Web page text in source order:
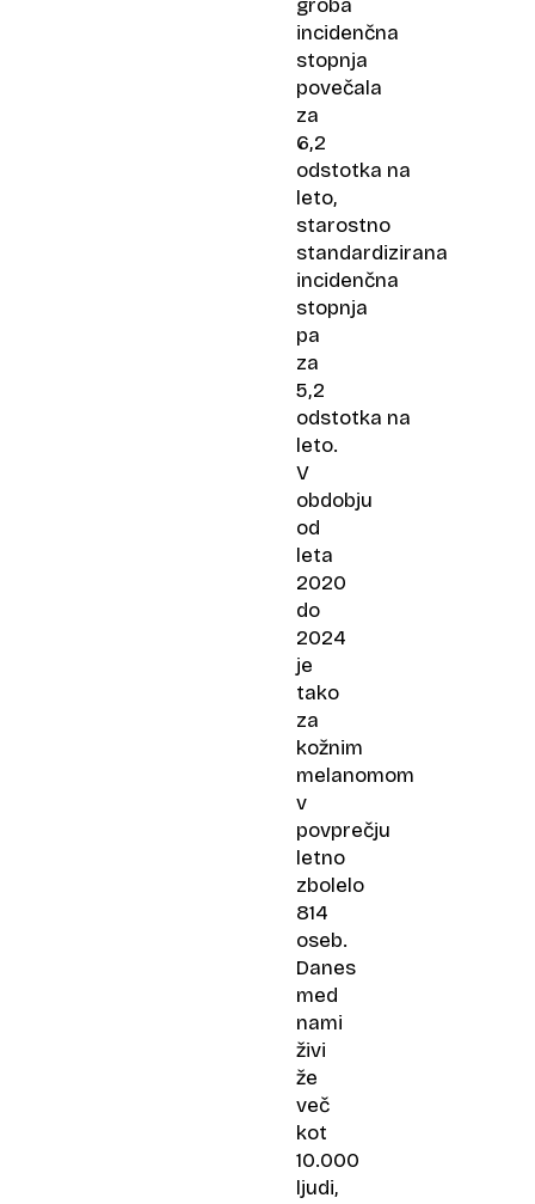
groba
incidenčna
stopnja
povečala
za
6,2
odstotka na
leto,
starostno
standardizirana
incidenčna
stopnja
pa
za
5,2
odstotka na
leto.
V
obdobju
od
leta
2020
do
2024
je
tako
za
kožnim
melanomom
v
povprečju
letno
zbolelo
814
oseb.
Danes
med
nami
živi
že
več
kot
10.000
ljudi,